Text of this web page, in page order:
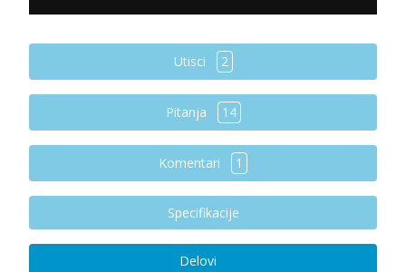
Utisci 2
Pitanja 14
Komentari 1
Specifikacije
Delovi